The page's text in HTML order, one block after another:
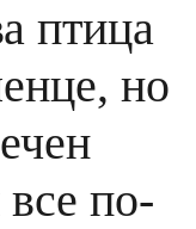
птица
но
по-